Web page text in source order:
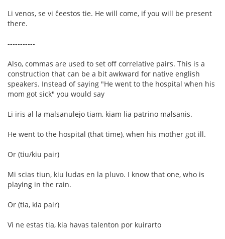
Li venos, se vi ĉeestos tie. He will come, if you will be present
there.
-----------
Also, commas are used to set off correlative pairs. This is a
construction that can be a bit awkward for native english
speakers. Instead of saying "He went to the hospital when his
mom got sick" you would say
Li iris al la malsanulejo tiam, kiam lia patrino malsanis.
He went to the hospital (that time), when his mother got ill.
Or (tiu/kiu pair)
Mi scias tiun, kiu ludas en la pluvo. I know that one, who is
playing in the rain.
Or (tia, kia pair)
Vi ne estas tia, kia havas talenton por kuirarto